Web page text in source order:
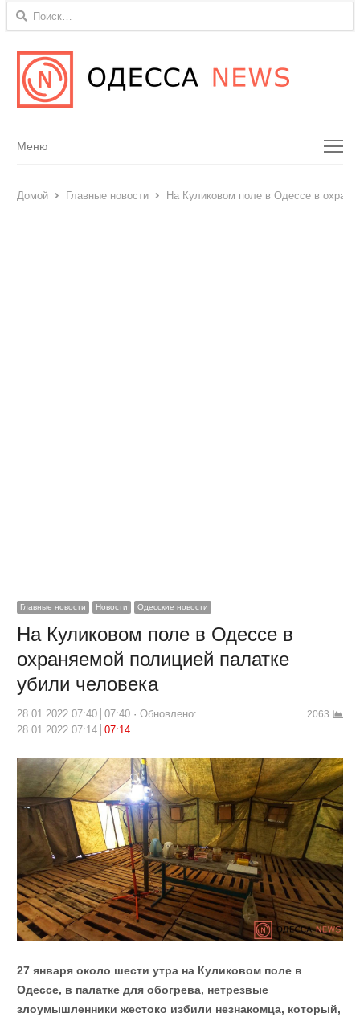
Найти:
Menu
Меню
Домой Главные новости На Куликовом поле в Одессе в
Главные новости Новости Одесские новости
На Куликовом поле в Одессе в
охраняемой полицией палатке
убили человека
28.01.2022 07:40 07:40
Обновлено:
28.01.2022 07:14
07:14
2063
27 января около шести утра на Куликовом поле в
Одессе, в палатке для обогрева, нетрезвые
злоумышленники жестоко избили незнакомца, который,